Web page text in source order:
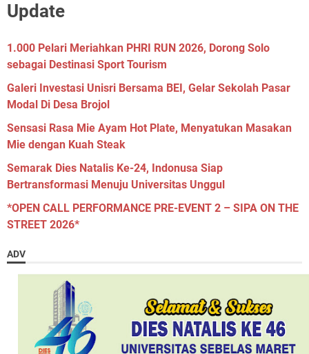
Update
1.000 Pelari Meriahkan PHRI RUN 2026, Dorong Solo
sebagai Destinasi Sport Tourism
Galeri Investasi Unisri Bersama BEI, Gelar Sekolah Pasar
Modal Di Desa Brojol
Sensasi Rasa Mie Ayam Hot Plate, Menyatukan Masakan
Mie dengan Kuah Steak
Semarak Dies Natalis Ke-24, Indonusa Siap
Bertransformasi Menuju Universitas Unggul
*OPEN CALL PERFORMANCE PRE-EVENT 2 – SIPA ON THE
STREET 2026*
ADV